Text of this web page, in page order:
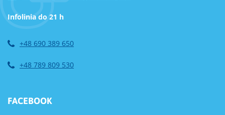
Infolinia do 21 h
+48 690 389 650
+48 789 809 530
FACEBOOK